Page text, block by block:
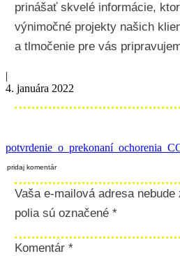
prinášať skvelé informácie,
výnimočné projekty našich
a tlmočenie pre vás
|
4. januára 2022
pridaj komentár
Vaša e-mailová adresa nebude
polia sú označené *
Komentár *